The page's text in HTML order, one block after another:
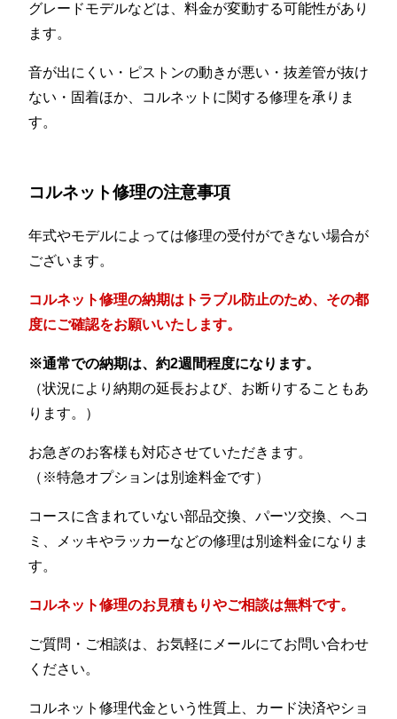
グレードモデルなどは、料金が変動する可能性があり
ます。
音が出にくい・ピストンの動きが悪い・抜差管が抜け
ない・固着ほか、コルネットに関する修理を承りま
す。
コルネット修理の注意事項
年式やモデルによっては修理の受付ができない場合が
ございます。
コルネット修理の納期はトラブル防止のため、その都
度にご確認をお願いいたします。
※通常での納期は、約2週間程度になります。
（状況により納期の延長および、お断りすることもあ
ります。）
お急ぎのお客様も対応させていただきます。
（※特急オプションは別途料金です）
コースに含まれていない部品交換、パーツ交換、ヘコ
ミ、メッキやラッカーなどの修理は別途料金になりま
す。
コルネット修理のお見積もりやご相談は無料です。
ご質問・ご相談は、お気軽にメールにてお問い合わせ
ください。
コルネット修理代金という性質上、カード決済やショ